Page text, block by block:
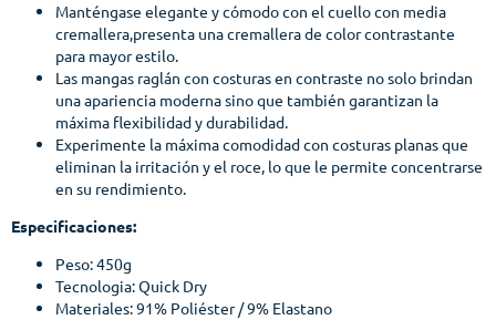
Manténgase elegante y cómodo con el cuello con media
cremallera,presenta una cremallera de color contrastante
para mayor estilo.
Las mangas raglán con costuras en contraste no solo brindan
una apariencia moderna sino que también garantizan la
máxima flexibilidad y durabilidad.
Experimente la máxima comodidad con costuras planas que
eliminan la irritación y el roce, lo que le permite concentrarse
en su rendimiento.
Especificaciones:
Peso: 450g
Tecnologia: Quick Dry
Materiales: 91% Poliéster / 9% Elastano